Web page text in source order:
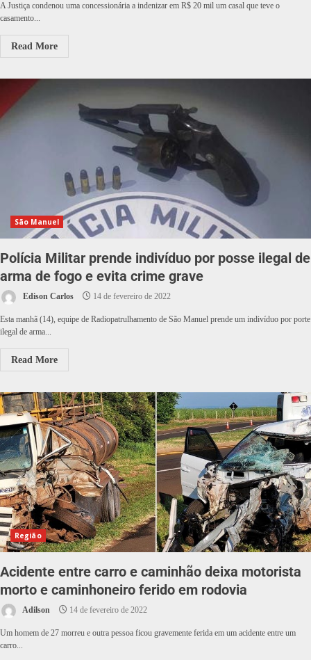
A Justiça condenou uma concessionária a indenizar em R$ 20 mil um casal que teve o
casamento...
Read More
São Manuel
Polícia Militar prende indivíduo por posse ilegal de
arma de fogo e evita crime grave
Edison Carlos 14 de fevereiro de 2022
Esta manhã (14), equipe de Radiopatrulhamento de São Manuel prende um indivíduo por porte
ilegal de arma...
Read More
Região
Acidente entre carro e caminhão deixa motorista
morto e caminhoneiro ferido em rodovia
Adilson 14 de fevereiro de 2022
Um homem de 27 morreu e outra pessoa ficou gravemente ferida em um acidente entre um
carro...